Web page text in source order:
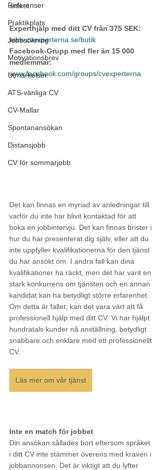
Referenser
Praktikplats
Jobbsökning
Motivationsbrev
Utmärkelser
ATS-vänliga CV
CV-Mallar
Spontanansökan
Distansjobb
CV för sommarjobb
artikel.
Experthjälp med ditt CV från 375 SEK:
www.cvexperterna.se/butik
Facebook-Grupp med fler än 15 000
medlemmar:
www.facebook.com/groups/cvexperterna
Det kan finnas en myriad av anledningar till
varför du inte har blivit kontaktad för att
boka en jobbintervju. Det kan finnas brister i
hur du har presenterat dig själv, eller att du
inte uppfyller kvalifikationerna för den tjänst
du har ansökt om. I andra fall kan dina
kvalifikationer ha räckt, men det har varit en
stark konkurrens om tjänsten och en annan
kandidat kan ha betydligt större erfarenhet.
Om detta är fallet, kan det vara värt att få
professionell hjälp med ditt CV. Vi har hjälpt
hundratals kunder nå anställning, betydligt
snabbare och enklare med ett professionellt
CV.
Läs mer om vår tjänst
Inte en match för jobbet
Din ansökan sållades bort eftersom språket
i ditt CV inte stämmer överens med kraven i
jobbannonsen. Det är viktigt att du lyfter